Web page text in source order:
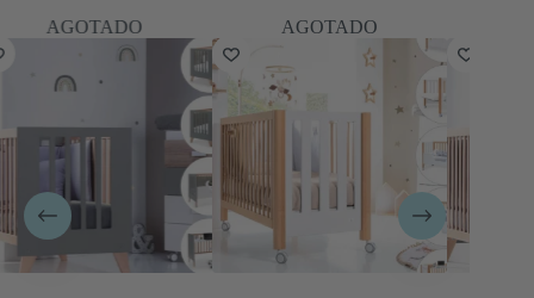
AGOTADO AGOTADO